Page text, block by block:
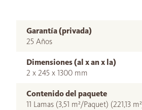
Garantía (privada)
25 Años
Dimensiones (al x an x la)
2 x 245 x 1300 mm
Contenido del paquete
11 Lamas (3,51 m²/Paquet) (221,13